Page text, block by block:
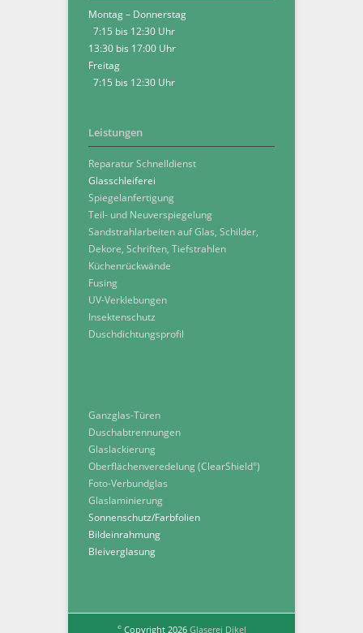
Montag – Donnerstag
7:15 bis 12:30 Uhr
13:30 bis 17:00 Uhr
Freitag
7:15 bis 12:30 Uhr
Leistungen
Reparatur Schnelldienst
Glasschleiferei
Spiegelanfertigung
Teil- und Neuverspiegelung
Sandstrahlarbeiten auf Glas, Schilder,
Dekore, Schriften, Tiefstrahlen
Küchenrückwände
Fusing
UV-Verklebungen
Insektenschutz
Duschdichtungsprofil
Ganzglas-Türen
Duschabtrennungen
Glaslackierung
Oberflächenveredelung (ClearShield®)
Foto-Verbundglas
Glaslaminierung
Sonnenschutz/Farbfolien
Bildeinrahmung
Bleiverglasung
©Copyright 2026 Glaserei Dikel